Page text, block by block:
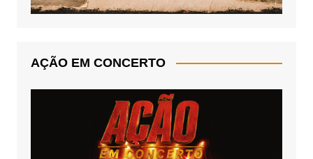
AÇÃO EM CONCERTO